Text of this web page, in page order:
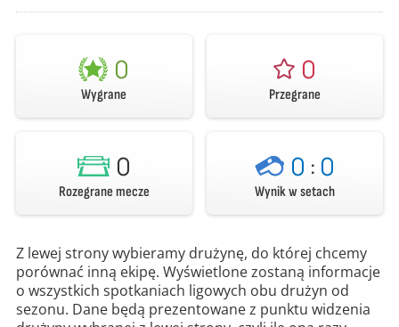
0
Wygrane
0
Przegrane
0
Rozegrane mecze
0 : 0
Wynik w setach
Z lewej strony wybieramy drużynę, do której chcemy
porównać inną ekipę. Wyświetlone zostaną informacje
o wszystkich spotkaniach ligowych obu drużyn od
sezonu. Dane będą prezentowane z punktu widzenia